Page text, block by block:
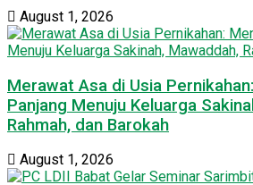
August 1, 2026
Merawat Asa di Usia
Panjang Menuju Keluarga
Rahmah, dan Barokah
August 1, 2026